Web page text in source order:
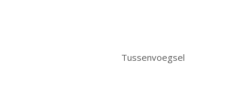
Tussenvoegsel